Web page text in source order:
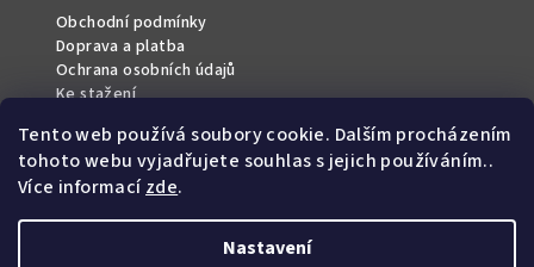
Tento web používá soubory cookie. Dalším procházením
tohoto webu vyjadřujete souhlas s jejich používáním..
Více informacízde.
Nastavení
Obchodní podmínky
Doprava a platba
Ochrana osobních údajů
Ke stažení
SLEDUJTE NÁS